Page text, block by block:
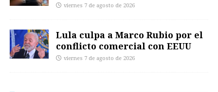
viernes 7 de agosto de 2026
Lula culpa a Marco Rubio por el
conflicto comercial con EEUU
viernes 7 de agosto de 2026